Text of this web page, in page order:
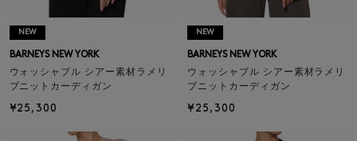
NEW
BARNEYS NEW YORK
ウォッシャブル シアー素材ラメリ
ブニットカーディガン
¥25,300
NEW
BARNEYS NEW YORK
ウォッシャブル シアー素材ラメリ
ブニットカーディガン
¥25,300